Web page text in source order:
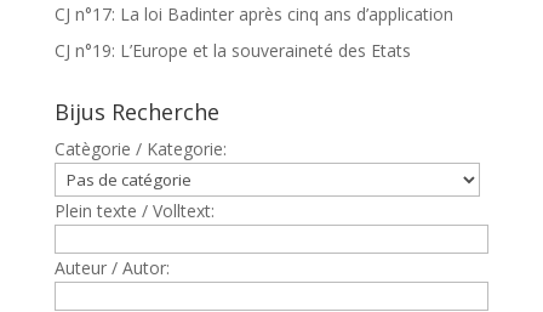
CJ n°17: La loi Badinter après cinq ans d’application
CJ n°19: L’Europe et la souveraineté des Etats
Bijus Recherche
Catègorie / Kategorie:
Plein texte / Volltext:
Auteur / Autor: